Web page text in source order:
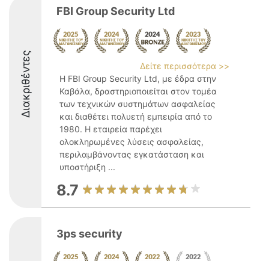
Διακριθέντες
FBI Group Security Ltd
Δείτε περισσότερα >>
Η FBI Group Security Ltd, με έδρα στην
Καβάλα, δραστηριοποιείται στον τομέα
των τεχνικών συστημάτων ασφαλείας
και διαθέτει πολυετή εμπειρία από το
1980. Η εταιρεία παρέχει
ολοκληρωμένες λύσεις ασφαλείας,
περιλαμβάνοντας εγκατάσταση και
υποστήριξη ...
8.7
3ps security